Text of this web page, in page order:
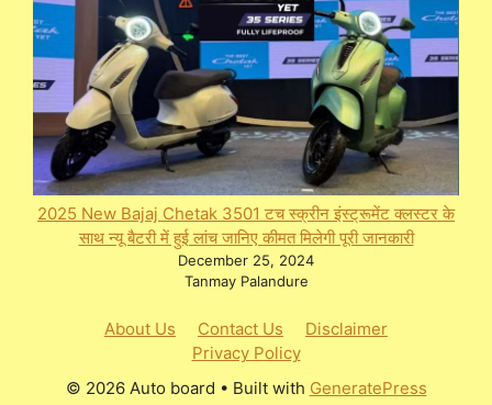
2025 New Bajaj Chetak 3501 टच स्क्रीन इंस्ट्रूमेंट क्लस्टर के
साथ न्यू बैटरी में हुई लांच जानिए कीमत मिलेगी पूरी जानकारी
December 25, 2024
Tanmay Palandure
About Us Contact Us
Disclaimer
Privacy Policy
© 2026 Auto board • Built with GeneratePress